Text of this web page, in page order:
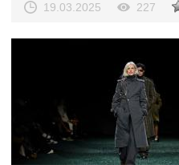
19.03.2025 227